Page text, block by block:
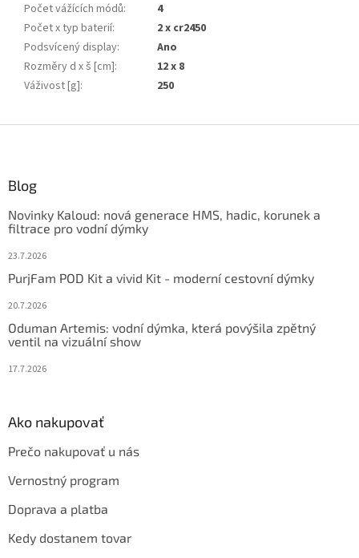
Počet vážících módů:
4
Počet x typ baterií:
2 x cr2450
Podsvícený display:
Ano
Rozměry d x š [cm]:
12 x 8
Váživost [g]: 250
Blog
Novinky Kaloud: nová generace HMS, hadic, korunek a
filtrace pro vodní dýmky
23.7.2026
PurjFam POD Kit a vivid Kit - moderní cestovní dýmky
20.7.2026
Oduman Artemis: vodní dýmka, která povýšila zpětný
ventil na vizuální show
17.7.2026
Ako nakupovať
Prečo nakupovať u nás
Vernostný program
Doprava a platba
Kedy dostanem tovar